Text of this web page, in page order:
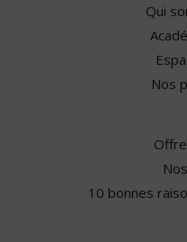
Qui
Nos
10 bonnes